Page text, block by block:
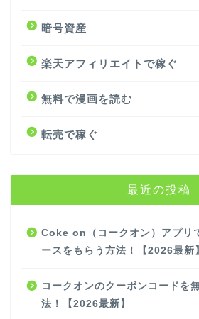
暗号資産
楽天アフィリエイトで稼ぐ
無料で漫画を読む
転売で稼ぐ
最近の投稿
Coke on（コークオン）アプリ
ースをもらう方法！【2026最新
コークオンのクーポンコードを
法！【2026最新】